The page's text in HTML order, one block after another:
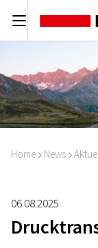
C
Home I News I
06.08.2025